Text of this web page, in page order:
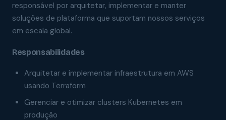
responsável por arquitetar, implementar e manter
soluções de plataforma que suportam nossos serviços
em escala global.
Responsabilidades
Arquitetar e implementar infraestrutura em AWS
usando Terraform
Gerenciar e otimizar clusters Kubernetes em
produção